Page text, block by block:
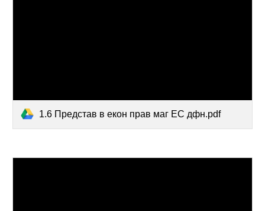
1.6 Представ в екон прав маг ЕС дфн.pdf